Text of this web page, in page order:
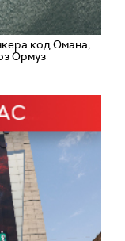
код Омана;
Ормуз